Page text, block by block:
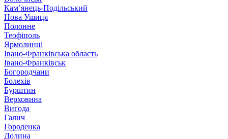
Кам’янець-Подільський
Нова Ушиця
Полонне
Теофіполь
Ярмолинці
Івано-Франківська область
Івано-Франківськ
Богородчани
Болехів
Бурштин
Верховина
Вигода
Галич
Городенка
Долина